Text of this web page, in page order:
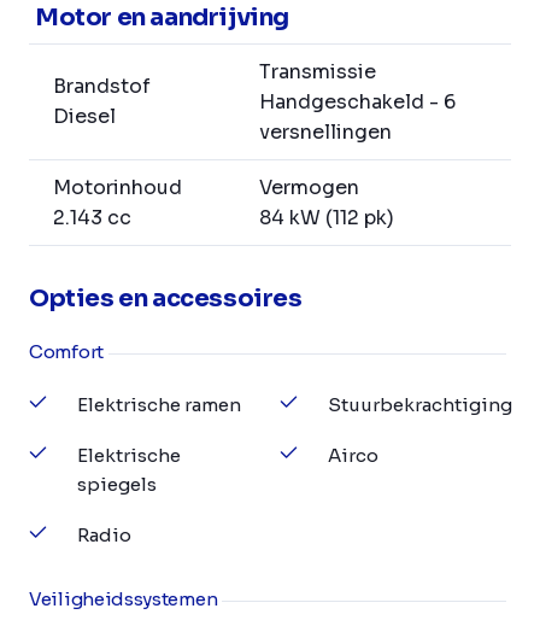
Motor en aandrijving
Brandstof
Diesel
Transmissie
Handgeschakeld - 6
versnellingen
Motorinhoud
2.143 cc
Vermogen
84 kW (112 pk)
Opties en accessoires
Comfort
Elektrische ramen
Elektrische
spiegels
Radio
Stuurbekrachtiging
Airco
Veiligheidssystemen